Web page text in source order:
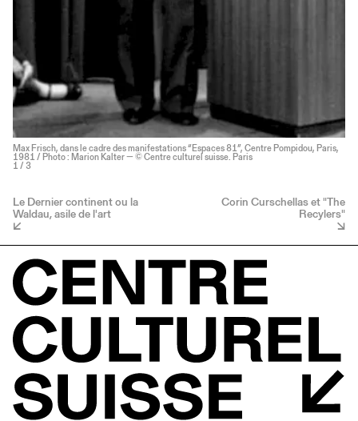
Max Frisch, dans le cadre des manifestations “Espaces 81”, Centre Pompidou, Paris,
1981 / Photo : Marion Kalter — © Centre culturel suisse. Paris
1 / 3
Le Dernier continent ou la
Waldau, asile de l'art
Corin Curschellas et "The
Recylers"